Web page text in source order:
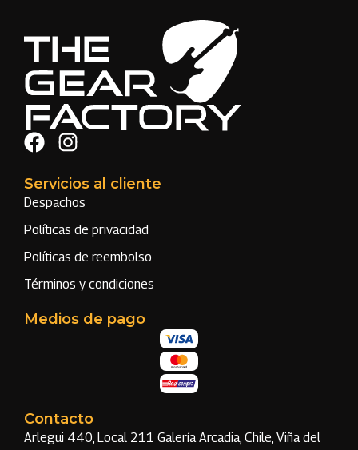
Servicios al cliente
Despachos
Políticas de privacidad
Políticas de reembolso
Términos y condiciones
Medios de pago
Contacto
Arlegui 440, Local 211 Galería Arcadia, Chile, Viña del